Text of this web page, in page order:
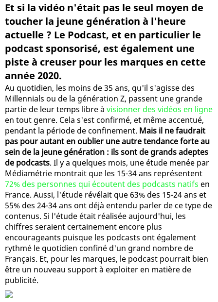
Et si la vidéo n'était pas le seul moyen de
toucher la jeune génération à l'heure
actuelle ? Le Podcast, et en particulier le
podcast sponsorisé, est également une
piste à creuser pour les marques en cette
année 2020.
Au quotidien, les moins de 35 ans, qu'il s'agisse des
Millennials ou de la génération Z, passent une grande
partie de leur temps libre à visionner des vidéos en ligne
en tout genre. Cela s'est confirmé, et même accentué,
pendant la période de confinement. Mais il ne faudrait
pas pour autant en oublier une autre tendance forte au
sein de la jeune génération : ils sont de grands adeptes
de podcasts. Il y a quelques mois, une étude menée par
Médiamétrie montrait que les 15-34 ans représentent
72% des personnes qui écoutent des podcasts natifs en
France. Aussi, l'étude révélait que 63% des 15-24 ans et
55% des 24-34 ans ont déjà entendu parler de ce type de
contenus. Si l'étude était réalisée aujourd'hui, les
chiffres seraient certainement encore plus
encourageants puisque les podcasts ont également
rythmé le quotidien confiné d'un grand nombre de
Français. Et, pour les marques, le podcast pourrait bien
être un nouveau support à exploiter en matière de
publicité.